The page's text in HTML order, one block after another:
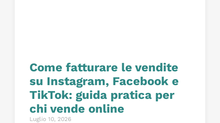
Come fatturare le vendite
su Instagram, Facebook e
TikTok: guida pratica per
chi vende online
Luglio 10, 2026